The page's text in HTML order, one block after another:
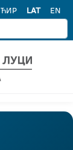
ЋИР LAT EN